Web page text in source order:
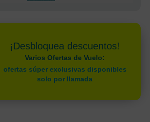
¡Desbloquea descuentos!
Varios Ofertas de Vuelo:
ofertas súper exclusivas disponibles
solo por llamada